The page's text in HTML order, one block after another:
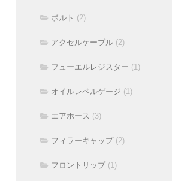
ボルト (2)
アクセルケーブル (2)
フューエルレジスター (1)
オイルレベルゲージ (1)
エアホース (3)
フィラーキャップ(2)
フロントリップ(1)